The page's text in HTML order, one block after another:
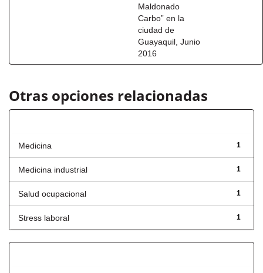
Maldonado
Carbo” en la
ciudad de
Guayaquil, Junio
2016
Otras opciones relacionadas
1
Medicina
1
Medicina industrial
1
Salud ocupacional
1
Stress laboral